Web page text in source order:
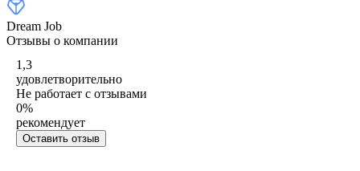
Dream Job
Отзывы о компании
1,3
удовлетворительно
Не работает с отзывами
0%
рекомендует
Оставить отзыв